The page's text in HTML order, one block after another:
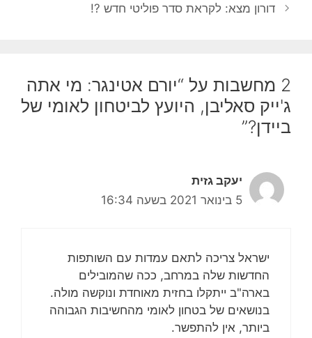
דורון מצא: לקראת סדר פוליטי חדש ?!
2 מחשבות על “יורם אטינגר: מי אתה
ג'ייק סאליבן, היועץ לביטחון לאומי של
ביידן?”
יעקב גזית
5 בינואר 2021 בשעה 16:34
ישראל צריכה לתאם עמדות עם השותפות
החדשות שלה במרחב, ככה שהמובילים
בארה"ב ייתקלו בחזית מאוחדת ונוקשה מולה.
בנושאים של בטחון לאומי מהחשיבות הגבוהה
ביותר, אין להתפשר.